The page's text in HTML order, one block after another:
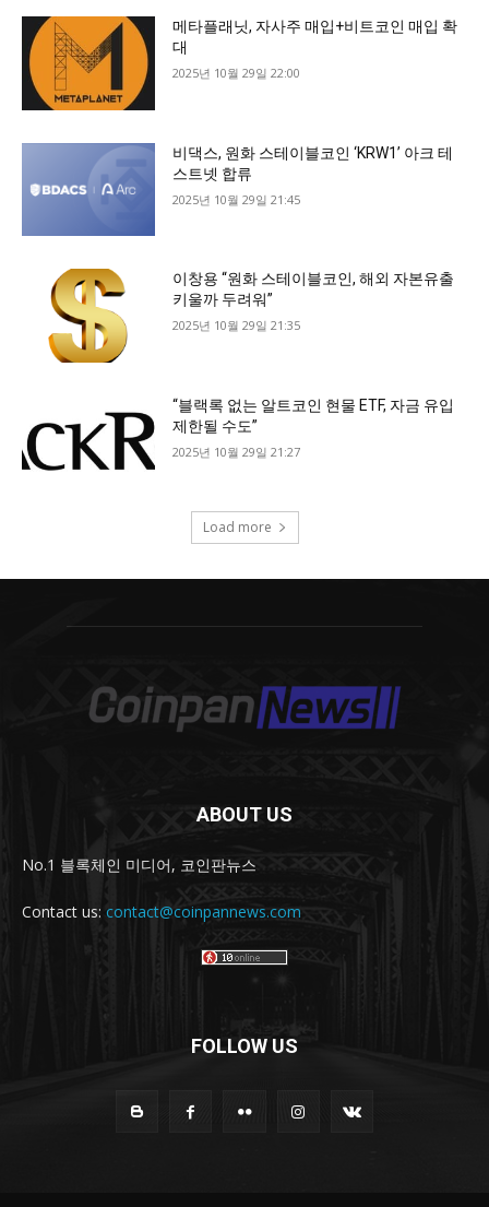
ABOUT US
No.1 블록체인 미디어, 코인판뉴스
Contact us: contact@coinpannews.com
FOLLOW US